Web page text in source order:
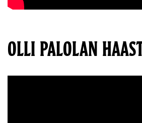
OLLI PALOLAN